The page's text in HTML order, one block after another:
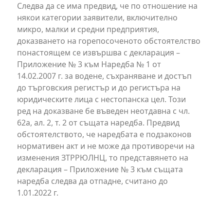
Следва да се има предвид, че по отношение на
някои категории заявители, включително
микро, малки и средни предприятия,
доказването на горепосоченото обстоятелство
понастоящем се извършва с декларация –
Приложение № 3 към Наредба № 1 от
14.02.2007 г. за водене, съхраняване и достъп
до търговския регистър и до регистъра на
юридическите лица с нестопанска цел. Този
ред на доказване бе въведен неотдавна с чл.
62а, ал. 2, т. 2 от същата наредба. Предвид
обстоятелството, че наредбата е подзаконов
нормативен акт и не може да противоречи на
изменения ЗТРРЮЛНЦ, то представянето на
декларация – Приложение № 3 към същата
наредба следва да отпадне, считано до
1.01.2022 г.